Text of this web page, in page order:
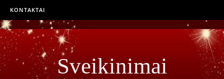
KONTAKTAI
Sveikinimai